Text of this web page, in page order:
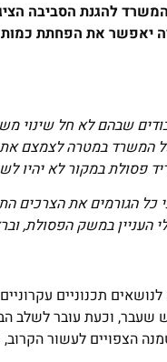
להגנת הסביבה
שבהם לא חל שינוי
במטרה לצמצם את
פסולת במקור לא יהיו
כל הגורמים את הצרכים
העניין במשק הפסולת,
תכנוניים
וכעת עובר לשלב
הצפויים לעשור